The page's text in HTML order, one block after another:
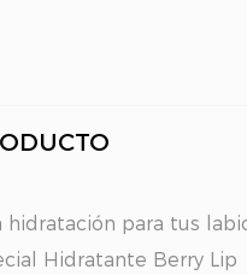
hidratación para tus
Hidratante Berry Lip